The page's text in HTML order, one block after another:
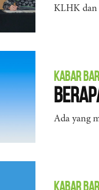
KLHK dan
KABAR
Ada yang
KABAR